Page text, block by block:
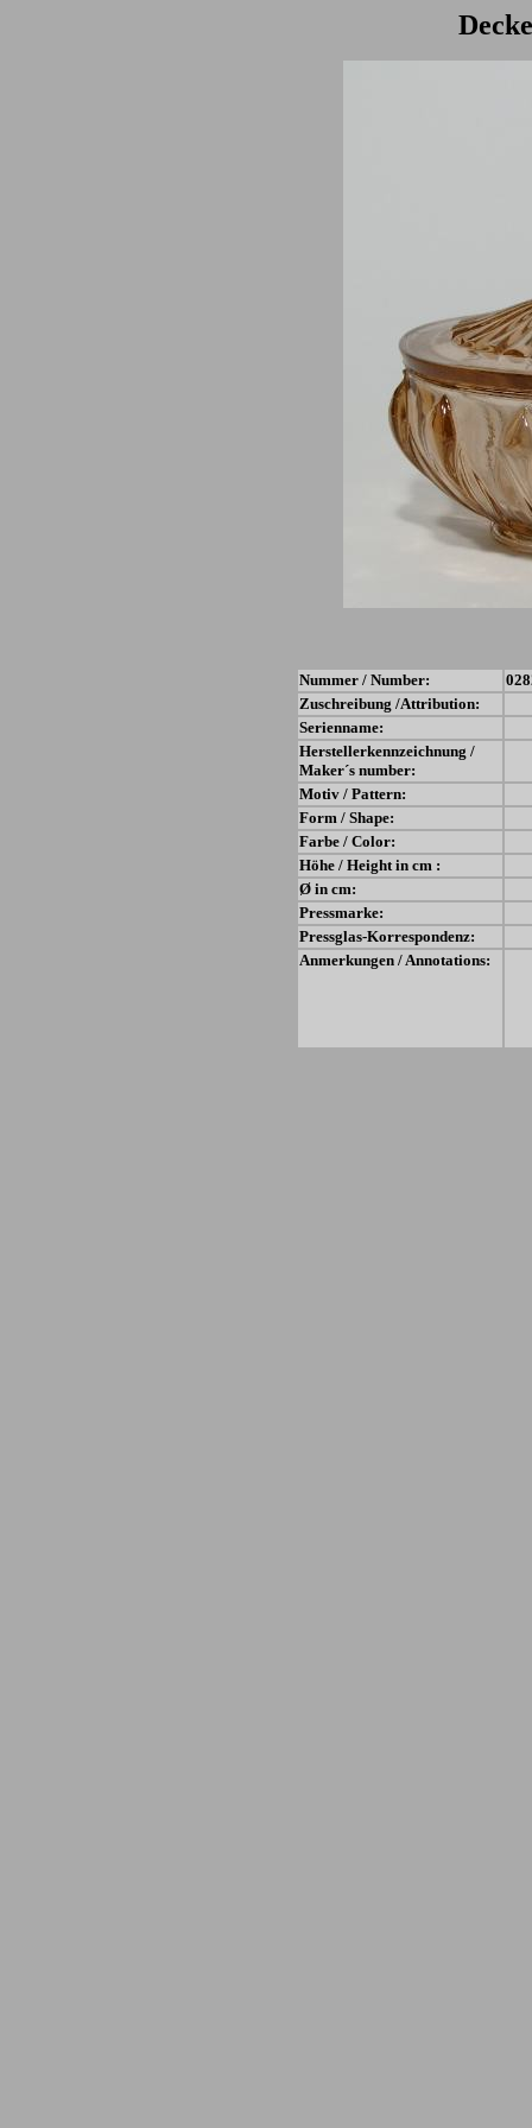
Nummer / Number:
Zuschreibung /Attribution:
Serienname:
Herstellerkennzeichnung /
Maker´s number:
Motiv / Pattern:
Form / Shape:
Farbe / Color:
Höhe / Height in cm :
Ø in cm:
Pressmarke:
Pressglas-Korrespondenz:
Anmerkungen / Annotations: